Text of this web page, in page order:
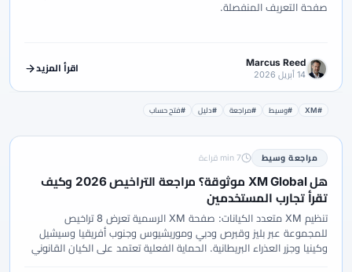
صفحة التعريف المنفصلة.
Marcus Reed
14 أبريل 2026
اقرأ المزيد
#XM #وسيط #مراجعة #دليل #فتح حساب
مراجعة وسيط 7 min قراءة
هل XM Global موثوقة؟ مراجعة التراخيص 2026 وكيف
تقرأ تجارب المستخدمين
تنظيم XM متعدد الكيانات: صفحة XM الرسمية تعرض 8 تراخيص
للمجموعة عبر بليز وقبرص ودبي وموريشيوس وجنوب أفريقيا وسيشيل
وكينيا وجزر العذراء البريطانية. الحماية الفعلية تعتمد على الكيان القانوني